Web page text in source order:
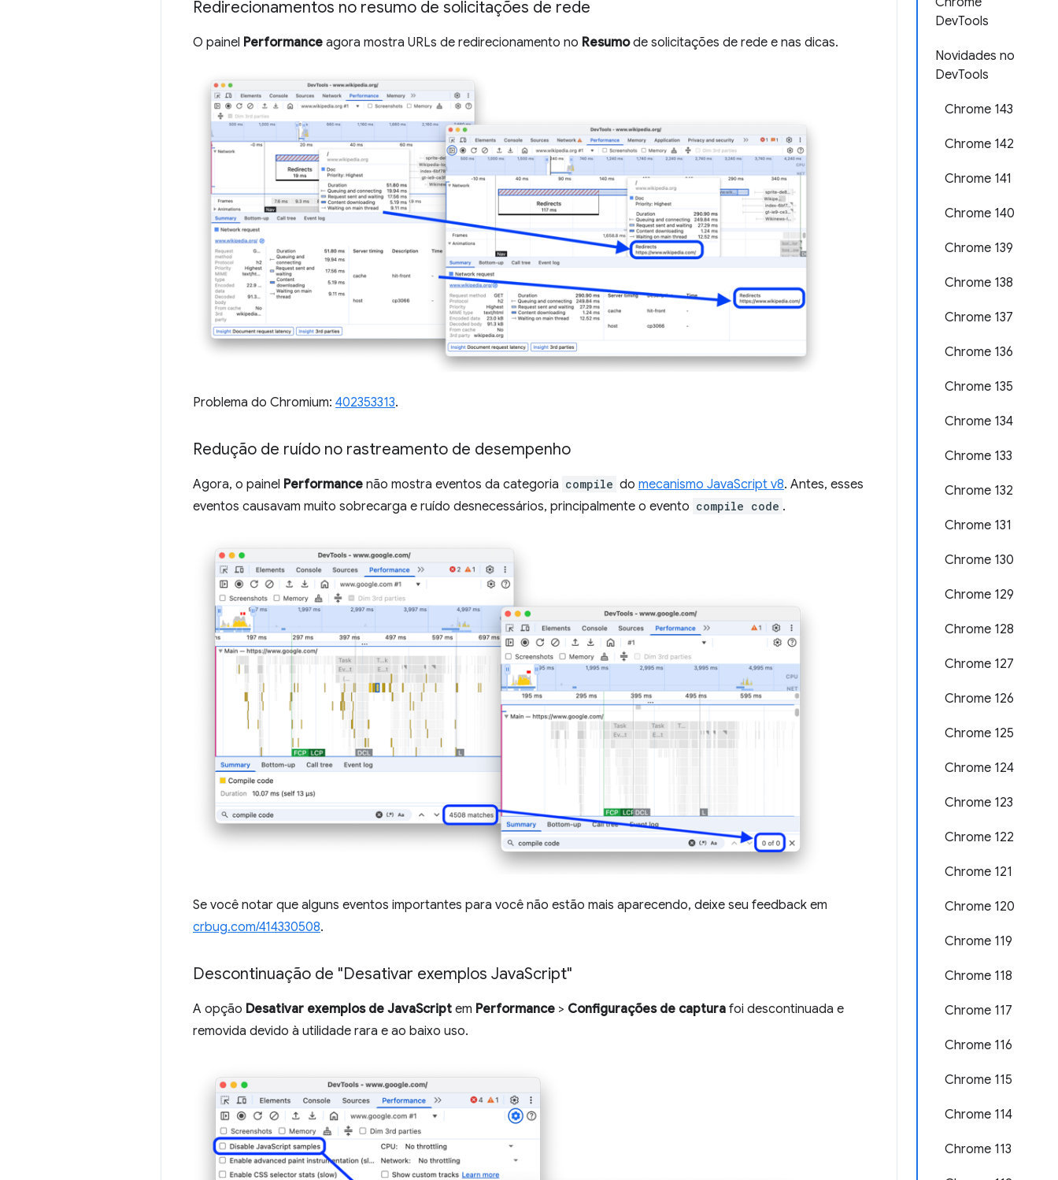
DevTools
Novidades no
DevTools
Chrome 143
Chrome 142
Chrome 141
Chrome 140
Chrome 139
Chrome 138
Chrome 137
Chrome 136
Chrome 135
Chrome 134
Chrome 133
Chrome 132
Chrome 131
Chrome 130
Chrome 129
Chrome 128
Chrome 127
Chrome 126
Chrome 125
Chrome 124
Chrome 123
Chrome 122
Chrome 121
Chrome 120
Chrome 119
Chrome 118
Chrome 117
Chrome 116
Chrome 115
Chrome 114
Chrome 113
Redirecionamentos no resumo de solicitações de rede
O painel Performance agora mostra URLs de redirecionamento no Resumode solicitações de rede e nas dicas.
Problema do Chromium: 402353313.
Redução de ruído no rastreamento de desempenho
Agora, o painel Performance não mostra eventos da categoria compile do mecanismo JavaScript v8. Antes, esses
eventos causavam muito sobrecarga e ruído desnecessários, principalmente o evento compile code .
Se você notar que alguns eventos importantes para você não estão mais aparecendo, deixe seu feedback em
crbug.com/414330508.
Descontinuação de "Desativar exemplos JavaScript"
A opção Desativar exemplos de JavaScript em Performance > Configurações de captura foi descontinuada e
removida devido à utilidade rara e ao baixo uso.